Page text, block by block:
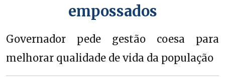
empossados
Governador pede gestão coesa para
melhorar qualidade de vida da população